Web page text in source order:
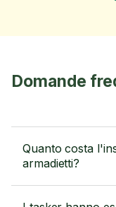
Domande
Quanto costa
armadietti?